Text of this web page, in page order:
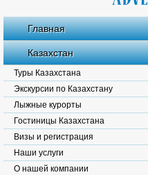
Главная
Казахстан
Туры Казахстана
Экскурсии по Казахстану
Лыжные курорты
Гостиницы Казахстана
Визы и регистрация
Наши услуги
О нашей компании